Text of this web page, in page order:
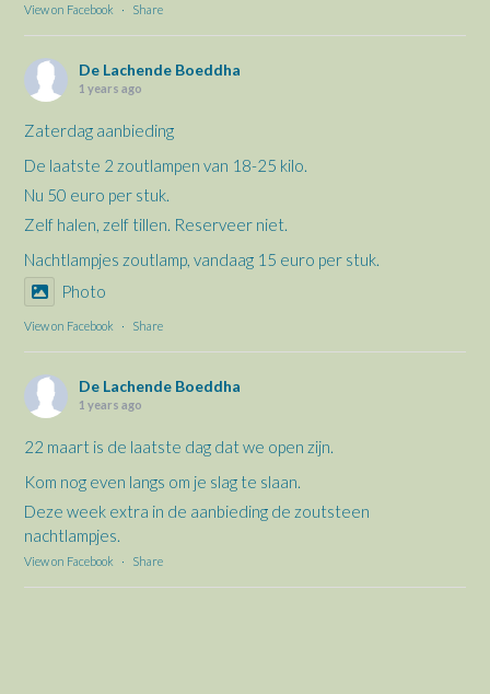
View on Facebook
· Share
De Lachende Boeddha
1 years ago
Zaterdag aanbieding
De laatste 2 zoutlampen van 18-25 kilo.
Nu 50 euro per stuk.
Zelf halen, zelf tillen. Reserveer niet.
Nachtlampjes zoutlamp, vandaag 15 euro per stuk.
Photo
View on Facebook · Share
De Lachende Boeddha
1 years ago
22 maart is de laatste dag dat we open zijn.
Kom nog even langs om je slag te slaan.
Deze week extra in de aanbieding de zoutsteen
nachtlampjes.
View on Facebook · Share